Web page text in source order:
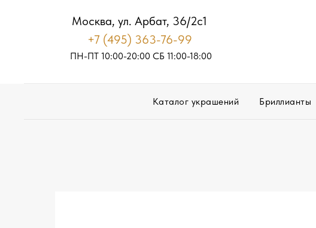
Москва, ул. Арбат, 36/2с1
+7 (495) 363-76-99
ПН-ПТ 10:00-20:00 СБ 11:00-18:00
Каталог украшений Бриллианты